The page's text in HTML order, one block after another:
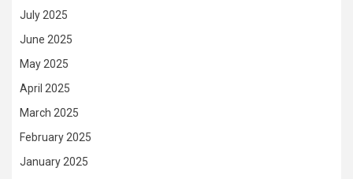
July 2025
June 2025
May 2025
April 2025
March 2025
February 2025
January 2025